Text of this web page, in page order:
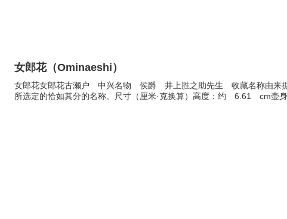
女郎花（Ominaeshi）
女郎花女郎花古濑户 中兴名物 侯爵 井上胜之助先生 收藏名称由来据
所选定的恰如其分的名称。尺寸（厘米·克换算）高度：约 6.61 cm壶